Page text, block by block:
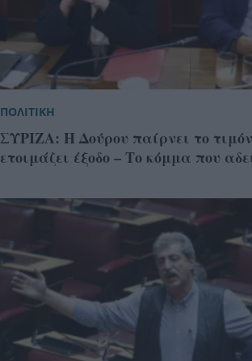
ΠΟΛΙΤΙΚΗ
ΣΥΡΙΖΑ: Η Δούρου παίρνει το
ετοιμάζει έξοδο – Το κόμμα που